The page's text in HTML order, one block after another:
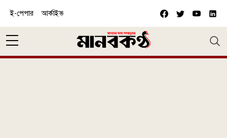
ই-পেপার আর্কাইভ